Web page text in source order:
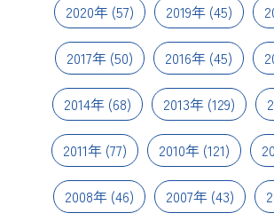
2020年 (57) 2019年 (45)
2017年(50) 2016年(45)
2014年 (68) 2013年 (129)
2011年(77) 2010年(121)
2008年(46) 2007年(43)